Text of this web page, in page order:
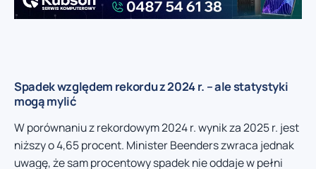
Spadek względem rekordu z 2024 r. – ale statystyki
mogą mylić
W porównaniu z rekordowym 2024 r. wynik za 2025 r. jest
niższy o 4,65 procent. Minister Beenders zwraca jednak
uwagę, że sam procentowy spadek nie oddaje w pełni